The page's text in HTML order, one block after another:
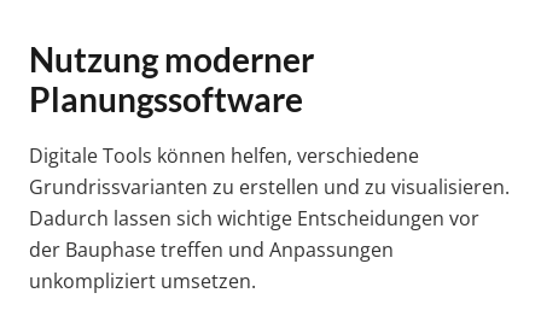
Nutzung moderner
Planungssoftware
Digitale Tools können helfen, verschiedene
Grundrissvarianten zu erstellen und zu visualisieren.
Dadurch lassen sich wichtige Entscheidungen vor
der Bauphase treffen und Anpassungen
unkompliziert umsetzen.